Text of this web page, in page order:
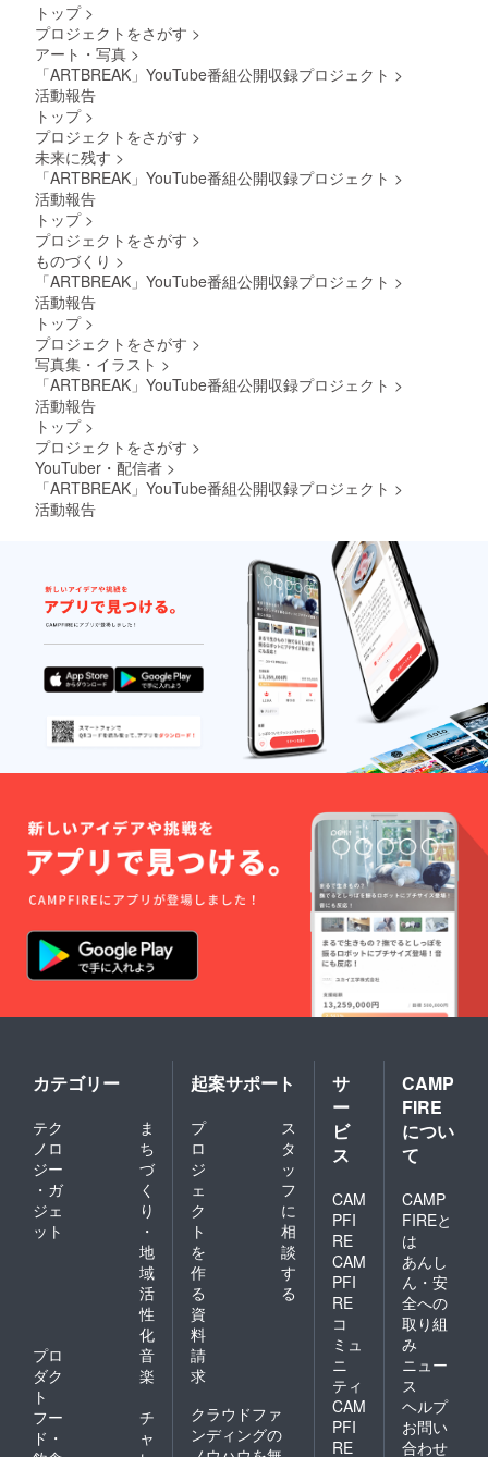
トップ >
プロジェクトをさがす >
アート・写真 >
「ARTBREAK」YouTube番組公開収録プロジェクト >
活動報告
トップ >
プロジェクトをさがす >
未来に残す >
「ARTBREAK」YouTube番組公開収録プロジェクト >
活動報告
トップ >
プロジェクトをさがす >
ものづくり >
「ARTBREAK」YouTube番組公開収録プロジェクト >
活動報告
トップ >
プロジェクトをさがす >
写真集・イラスト >
「ARTBREAK」YouTube番組公開収録プロジェクト >
活動報告
トップ >
プロジェクトをさがす >
YouTuber・配信者 >
「ARTBREAK」YouTube番組公開収録プロジェクト >
活動報告
カテゴリー
テク
ノロ
ジー
・ガ
ジェ
ット
ま
ち
づ
く
り
・
地
域
活
性
化
プロ
ダク
ト
音
楽
フー
ド・
チ
ャ
起案サポート
プ
ロ
ジ
ェ
ク
ト
を
作
る
ス
タ
ッ
フ
に
相
談
す
る
資
料
請
求
クラウドファ
ンディングの
サ
ー
ビ
ス
CAM
PFI
RE
CAM
PFI
RE
コ
ミュ
ニ
ティ
CAM
PFI
RE
CAMP
FIRE
につい
て
CAMP
FIREと
は
あんし
ん・安
全への
取り組
み
ニュー
ス
ヘルプ
お問い
合わせ